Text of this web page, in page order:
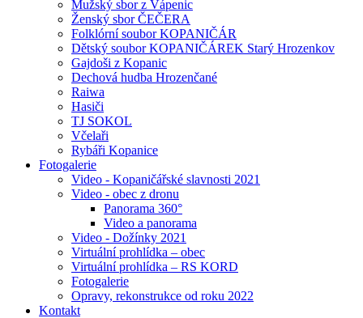
Mužský sbor z Vápenic
Ženský sbor ČEČERA
Folklórní soubor KOPANIČÁR
Dětský soubor KOPANIČÁREK Starý Hrozenkov
Gajdoši z Kopanic
Dechová hudba Hrozenčané
Raiwa
Hasiči
TJ SOKOL
Včelaři
Rybáři Kopanice
Fotogalerie
Video - Kopaničářské slavnosti 2021
Video - obec z dronu
Panorama 360°
Video a panorama
Video - Dožínky 2021
Virtuální prohlídka – obec
Virtuální prohlídka – RS KORD
Fotogalerie
Opravy, rekonstrukce od roku 2022
Kontakt